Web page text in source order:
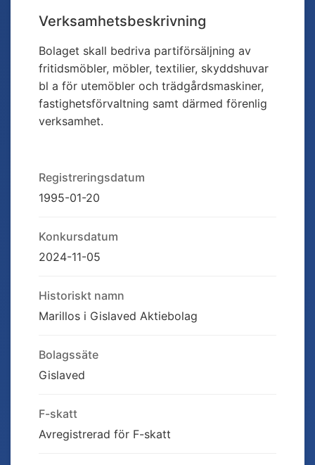
Verksamhetsbeskrivning
Bolaget skall bedriva partiförsäljning av
fritidsmöbler, möbler, textilier, skyddshuvar
bl a för utemöbler och trädgårdsmaskiner,
fastighetsförvaltning samt därmed förenlig
verksamhet.
Registreringsdatum
1995-01-20
Konkursdatum
2024-11-05
Historiskt namn
Marillos i Gislaved Aktiebolag
Bolagssäte
Gislaved
F-skatt
Avregistrerad för F-skatt